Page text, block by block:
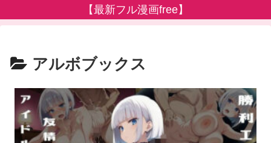
【最新フル漫画free】
アルボブックス